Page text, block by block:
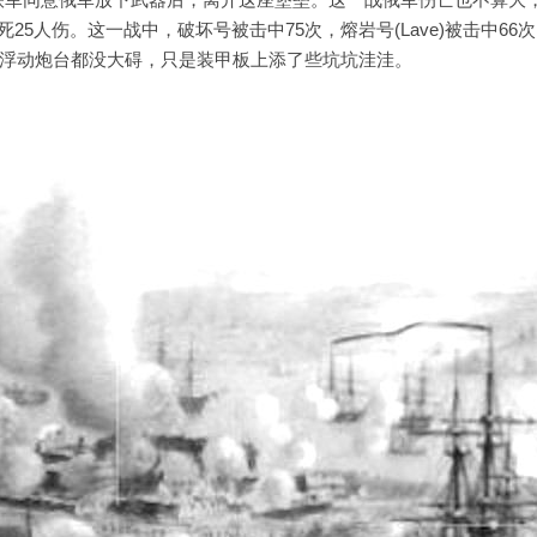
25人伤。这一战中，破坏号被击中75次，熔岩号(Lave)被击中66
动炮台都没大碍，只是装甲板上添了些坑坑洼洼。